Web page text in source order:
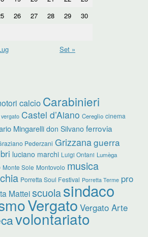
26 27 28 29
30
Set »
calcio Carabinieri
Castel d’Aiano Cereglio cinema
Mingarelli don Silvano ferrovia
Pederzani Grizzanaguerra
luciano marchi Luigi Ontani Lumèga
Monte Sole Montovolo musica
Porretta Soul Festival Porretta Terme pro
Matteiscuolasindaco
Vergato Vergato Arte
volontariato